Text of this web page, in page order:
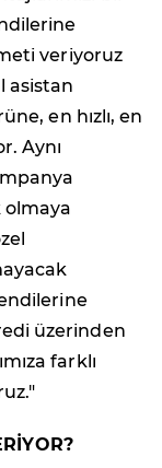
veriyoruz
asistan
en hızlı, en
Aynı
olmaya
üzerinden
farklı